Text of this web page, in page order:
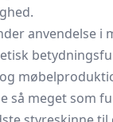
anvendelse i
så meget som